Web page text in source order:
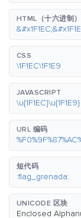
HTML（十六进制）
CSS
\1F1EC\1F1E9
JAVASCRIPT
\u{1F1EC}\u{1F1E9}
URL 编码
短代码
:flag_grenada:
UNICODE 区块
Enclosed